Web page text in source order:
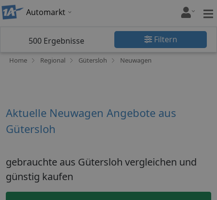
Automarkt
500 Ergebnisse Filtern
Home Regional Gütersloh Neuwagen
Aktuelle Neuwagen Angebote aus
Gütersloh
gebrauchte aus Gütersloh vergleichen und
günstig kaufen